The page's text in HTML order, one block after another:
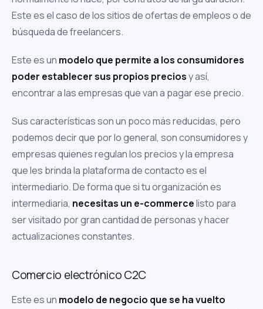
Este es el caso de los sitios de ofertas de empleos o de
búsqueda de freelancers.
Este es un modelo que permite a los consumidores
poder establecer sus propios preciosy así,
encontrar a las empresas que van a pagar ese precio.
Sus características son un poco más reducidas, pero
podemos decir que por lo general, son consumidores y
empresas quienes regulan los precios y la empresa
que les brinda la plataforma de contacto es el
intermediario. De forma que si tu organización es
intermediaria, necesitas un e-commercelisto para
ser visitado por gran cantidad de personas y hacer
actualizaciones constantes.
Comercio electrónico C2C
Este es un modelo de negocio que se ha vuelto